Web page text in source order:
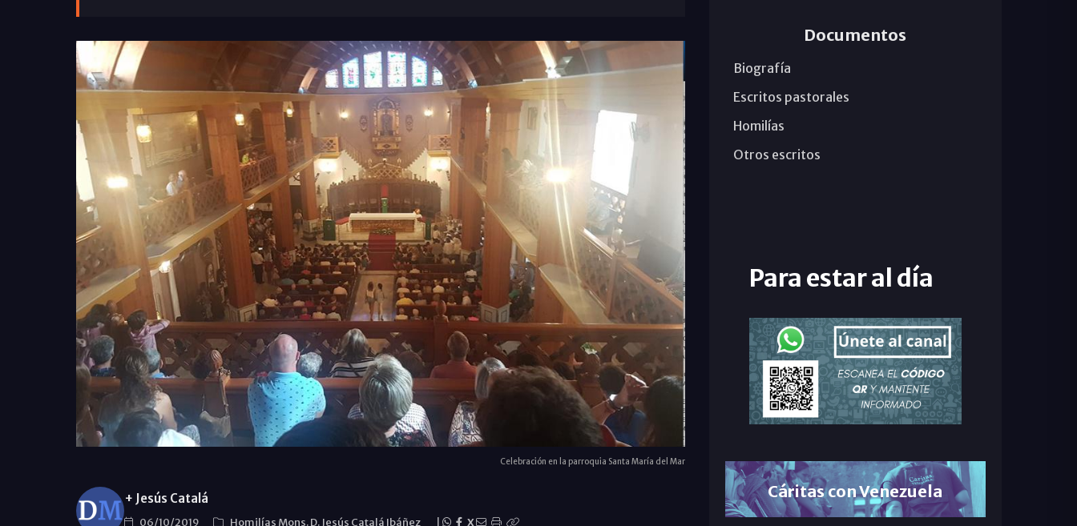
Celebración en la parroquia Santa María del Mar
+ Jesús Catalá
06/10/2019 Homilías Mons. D. Jesús Catalá Ibáñez X
Documentos
Biografía
Escritos pastorales
Homilías
Otros escritos
Para estar al día
Cáritas con Venezuela